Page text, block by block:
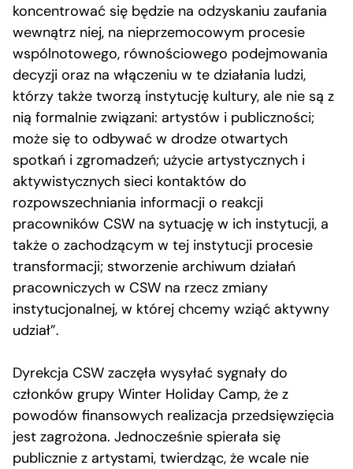
koncentrować się będzie na odzyskaniu zaufania
wewnątrz niej, na nieprzemocowym procesie
wspólnotowego, równościowego podejmowania
decyzji oraz na włączeniu w te działania ludzi,
którzy także tworzą instytucję kultury, ale nie są z
nią formalnie związani: artystów i publiczności;
może się to odbywać w drodze otwartych
spotkań i zgromadzeń; użycie artystycznych i
aktywistycznych sieci kontaktów do
rozpowszechniania informacji o reakcji
pracowników CSW na sytuację w ich instytucji, a
także o zachodzącym w tej instytucji procesie
transformacji; stworzenie archiwum działań
pracowniczych w CSW na rzecz zmiany
instytucjonalnej, w której chcemy wziąć aktywny
udział”.
Dyrekcja CSW zaczęła wysyłać sygnały do
członków grupy Winter Holiday Camp, że z
powodów finansowych realizacja przedsięwzięcia
jest zagrożona. Jednocześnie spierała się
publicznie z artystami, twierdząc, że wcale nie